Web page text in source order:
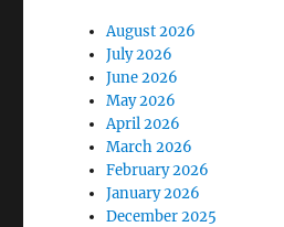
August 2026
July 2026
June 2026
May 2026
April 2026
March 2026
February 2026
January 2026
December 2025